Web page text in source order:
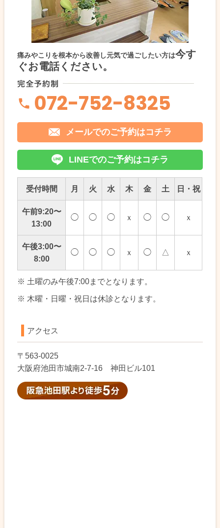
痛みやこりを根本から改善し元気で過ごしたい方は今す
ぐお電話ください。
072-752-8325
メールでのご予約はコチラ
LINEでのご予約はコチラ
受付時間 月 火 水 木 金 土 日・祝
午前9:20〜
13:00
◯ ◯ ◯ ｘ ◯ ◯ ｘ
午後3:00〜
8:00
◯ ◯ ◯ ｘ ◯ △ ｘ
※ 土曜のみ午後7:00までとなります。
※ 木曜・日曜・祝日は休診となります。
アクセス
〒563-0025
大阪府池田市城南2-7-16 神田ビル101